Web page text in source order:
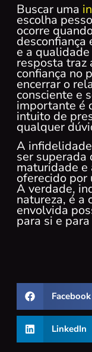
Buscar uma
escolha
ocorre
e a
resposta traz
confiança no
encerrar o
consciente e
importante é
intuito de
qualquer
A
ser superada
maturidade e
oferecido por
A verdade,
natureza, é a
envolvida
para si e
Facebook
LinkedIn